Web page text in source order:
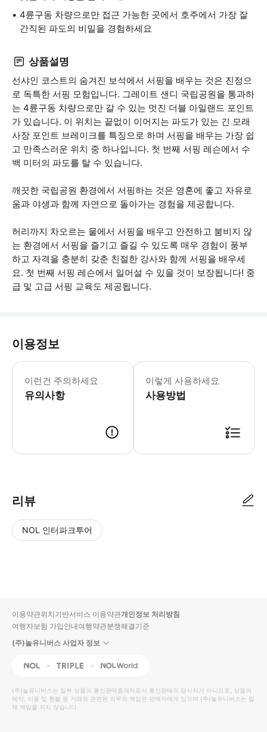
4륜구동 차량으로만 접근 가능한 곳에서 호주에서 가장 잘
간직된 파도의 비밀을 경험하세요
상품설명
선샤인 코스트의 숨겨진 보석에서 서핑을 배우는 것은 진정으
로 독특한 서핑 모험입니다. 그레이트 샌디 국립공원을 통과하
는 4륜구동 차량으로만 갈 수 있는 멋진 더블 아일랜드 포인트
가 있습니다. 이 위치는 끝없이 이어지는 파도가 있는 긴 모래
사장 포인트 브레이크를 특징으로 하며 서핑을 배우는 가장 쉽
고 만족스러운 위치 중 하나입니다. 첫 번째 서핑 레슨에서 수
백 미터의 파도를 탈 수 있습니다.
깨끗한 국립공원 환경에서 서핑하는 것은 영혼에 좋고 자유로
움과 야생과 함께 자연으로 돌아가는 경험을 제공합니다.
허리까지 차오르는 물에서 서핑을 배우고 안전하고 붐비지 않
는 환경에서 서핑을 즐기고 즐길 수 있도록 매우 경험이 풍부
하고 자격을 충분히 갖춘 친절한 강사와 함께 서핑을 배우세
요. 첫 번째 서핑 레슨에서 일어설 수 있을 것이 보장됩니다! 중
급 및 고급 서핑 교육도 제공됩니다.
이용정보
이런건 주의하세요
유의사항
• 어린이는 7세 이상이어야 하며 전
이렇게 사용하세요
사용방법
리뷰
NOL 인터파크투어
입니
다.
높
은
순
동
영
상
순
상
이용약관위치기반서비스 이용약관개인정보 처리방침
여행자보험 가입안내여행약관분쟁해결기준
(주)놀유니버스 사업자 정보
NOL Triple Interpark Global
(주)놀유니버스는 일부 상품의 통신판매중개자로서 통신판매의 당사자가 아니므로, 상품의
예약, 이용 및 환불 등 거래와 관련된 의무와 책임은 판매자에게 있으며 (주)놀유니버스는 일
체 책임을 지지 않습니다.